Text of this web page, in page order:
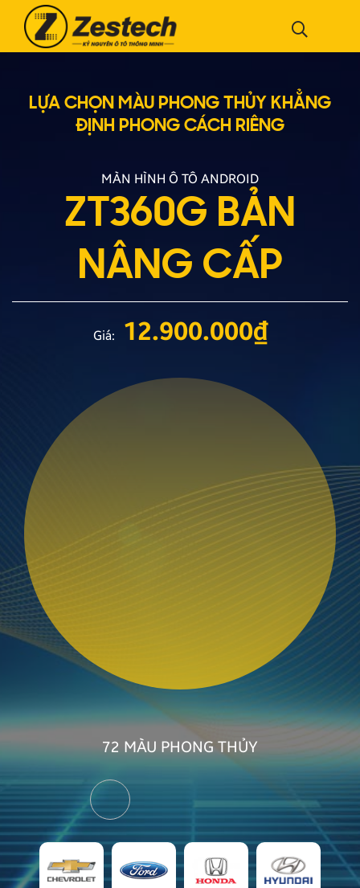
LỰA CHỌN MÀU PHONG THỦY KHẲNG
ĐỊNH PHONG CÁCH RIÊNG
MÀN HÌNH Ô TÔ ANDROID
ZT360G BẢN
NÂNG CẤP
Giá: 12.900.000₫
72 MÀU PHONG THỦY